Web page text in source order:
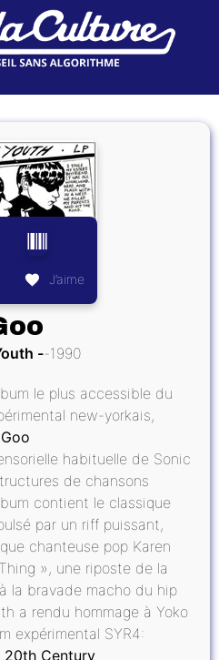
J’aime
1990
le plus accessible du
new-yorkais,
Goo
habituelle de Sonic
de chansons
contient le classique
par un riff puissant,
chanteuse pop Karen
», une riposte de la
la bravade macho du hip
a rendu hommage à Yoko
expérimental SYR4:
20th Century